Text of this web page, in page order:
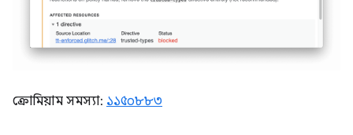
ক্রোমিয়াম সমস্যা: ১১৫০৮৮৩